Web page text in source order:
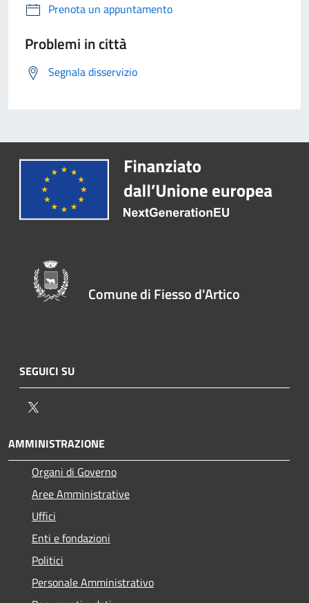
Prenota un appuntamento
Problemi in città
Segnala disservizio
Comune di Fiesso d'Artico
SEGUICI SU
AMMINISTRAZIONE
Organi di Governo
Aree Amministrative
Uffici
Enti e fondazioni
Politici
Personale Amministrativo